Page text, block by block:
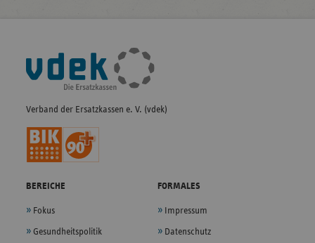
Fußleisten-
Navigation
Verband der Ersatzkassen e. V. (vdek)
BEREICHE
Fokus
Gesundheitspolitik
FORMALES
Impressum
Datenschutz